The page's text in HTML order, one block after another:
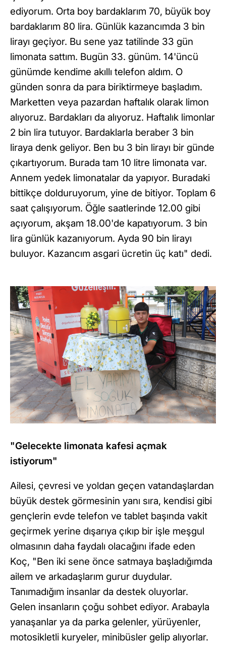
ediyorum. Orta boy bardaklarım 70, büyük boy
bardaklarım 80 lira. Günlük kazancımda 3 bin
lirayı geçiyor. Bu sene yaz tatilinde 33 gün
limonata sattım. Bugün 33. günüm. 14'üncü
günümde kendime akıllı telefon aldım. O
günden sonra da para biriktirmeye başladım.
Marketten veya pazardan haftalık olarak limon
alıyoruz. Bardakları da alıyoruz. Haftalık limonlar
2 bin lira tutuyor. Bardaklarla beraber 3 bin
liraya denk geliyor. Ben bu 3 bin lirayı bir günde
çıkartıyorum. Burada tam 10 litre limonata var.
Annem yedek limonatalar da yapıyor. Buradaki
bittikçe dolduruyorum, yine de bitiyor. Toplam 6
saat çalışıyorum. Öğle saatlerinde 12.00 gibi
açıyorum, akşam 18.00'de kapatıyorum. 3 bin
lira günlük kazanıyorum. Ayda 90 bin lirayı
buluyor. Kazancım asgari ücretin üç katı" dedi.
"Gelecekte limonata kafesi açmak
istiyorum"
Ailesi, çevresi ve yoldan geçen vatandaşlardan
büyük destek görmesinin yanı sıra, kendisi gibi
gençlerin evde telefon ve tablet başında vakit
geçirmek yerine dışarıya çıkıp bir işle meşgul
olmasının daha faydalı olacağını ifade eden
Koç, "Ben iki sene önce satmaya başladığımda
ailem ve arkadaşlarım gurur duydular.
Tanımadığım insanlar da destek oluyorlar.
Gelen insanların çoğu sohbet ediyor. Arabayla
yanaşanlar ya da parka gelenler, yürüyenler,
motosikletli kuryeler, minibüsler gelip alıyorlar.